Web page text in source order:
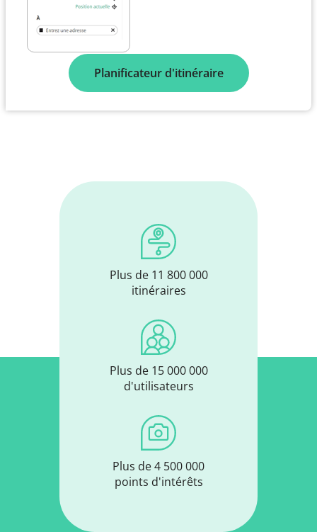
Planificateur d'itinéraire
Plus de 11 800 000
itinéraires
Plus de 15 000 000
d'utilisateurs
Plus de 4 500 000
points d'intérêts